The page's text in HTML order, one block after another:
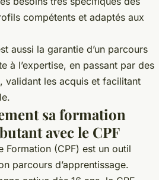
compétents et adaptés aux
aussi la garantie d’un parcours
à l’expertise, en passant par des
validant les acquis et facilitant
sa formation
avec le CPF
Formation (CPF) est un outil
parcours d’apprentissage.